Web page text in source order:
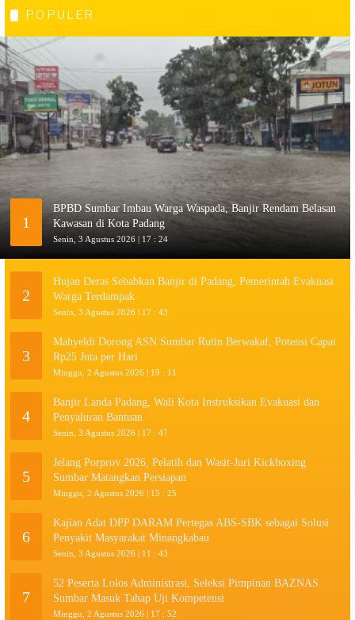
POPULER
1
BPBD Sumbar Imbau Warga Waspada, Banjir Rendam Belasan
Kawasan di Kota Padang
Senin, 3 Agustus 2026 | 17 : 24
2
Hujan Deras Sebabkan Banjir di Padang, Pemerintah Evakuasi
Warga Terdampak
Senin, 3 Agustus 2026 | 17 : 43
3
Mahyeldi Dorong ASN Sumbar Rutin Berwakaf, Potensi Capai
Rp25 Juta per Hari
Minggu, 2 Agustus 2026 | 19 : 11
4
Banjir Landa Padang, Wali Kota Instruksikan Evakuasi dan
Penyaluran Bantuan
Senin, 3 Agustus 2026 | 17 : 47
5
Jelang Porprov 2026, Pelatih dan Wasit-Juri Kickboxing
Sumbar Matangkan Persiapan
Minggu, 2 Agustus 2026 | 15 : 25
6
Kajian Adat DPP DARAM Pertegas ABS-SBK sebagai Solusi
Penyakit Masyarakat Minangkabau
Senin, 3 Agustus 2026 | 11 : 43
7
52 Peserta Lolos Administrasi, Seleksi Pimpinan BAZNAS
Sumbar Masuk Tahap Uji Kompetensi
Minggu, 2 Agustus 2026 | 17 : 52